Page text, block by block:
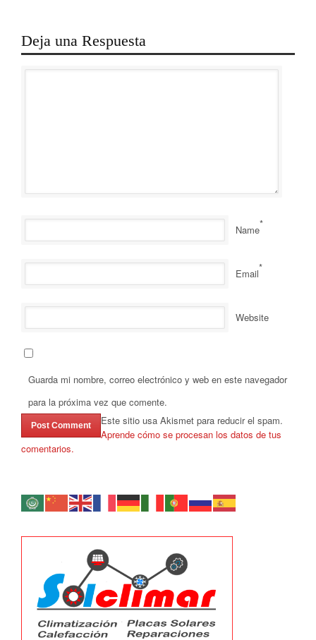
Deja una Respuesta
Name*
Email*
Website
Guarda mi nombre, correo electrónico y web en este navegador
para la próxima vez que comente.
Este sitio usa Akismet para reducir el spam.
Aprende cómo se procesan los datos de tus
comentarios.